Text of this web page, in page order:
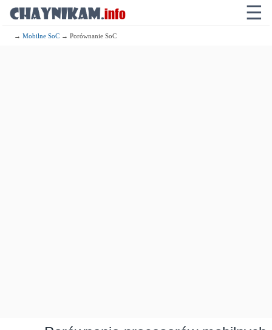
☰
→Mobilne SoC → Porównanie SoC